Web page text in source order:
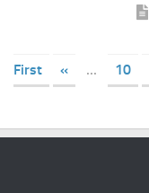
First
« ... 10